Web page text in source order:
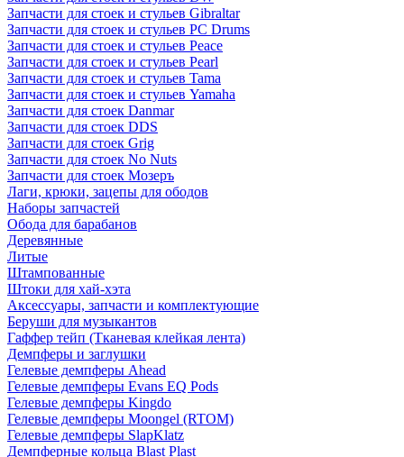
Запчасти для стоек и стульев Gibraltar
Запчасти для стоек и стульев PC Drums
Запчасти для стоек и стульев Peace
Запчасти для стоек и стульев Pearl
Запчасти для стоек и стульев Tama
Запчасти для стоек и стульев Yamaha
Запчасти для стоек Danmar
Запчасти для стоек DDS
Запчасти для стоек Grig
Запчасти для стоек No Nuts
Запчасти для стоек Мозеръ
Лаги, крюки, зацепы для ободов
Наборы запчастей
Обода для барабанов
Деревянные
Литые
Штампованные
Штоки для хай-хэта
Аксессуары, запчасти и комплектующие
Беруши для музыкантов
Гаффер тейп (Тканевая клейкая лента)
Демпферы и заглушки
Гелевые демпферы Ahead
Гелевые демпферы Evans EQ Pods
Гелевые демпферы Kingdo
Гелевые демпферы Moongel (RTOM)
Гелевые демпферы SlapKlatz
Демпферные кольца Blast Plast